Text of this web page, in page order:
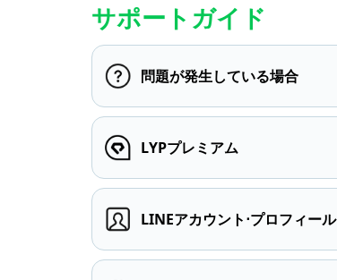
サポートガイド
問題が発生している場合
LYPプレミアム
LINEアカウント⋅プロフィール